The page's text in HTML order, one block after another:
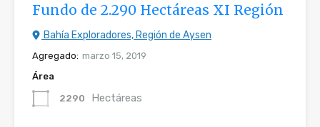
Fundo de 2.290 Hectáreas XI Región
Bahía Exploradores, Región de Aysen
Agregado: marzo 15, 2019
Área
2290 Hectáreas